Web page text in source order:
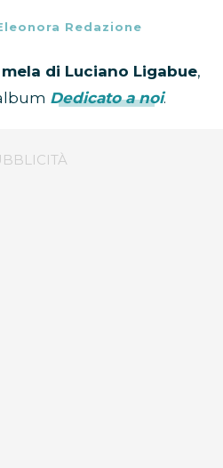
Redazione
di Luciano Ligabue,
Dedicato a noi.